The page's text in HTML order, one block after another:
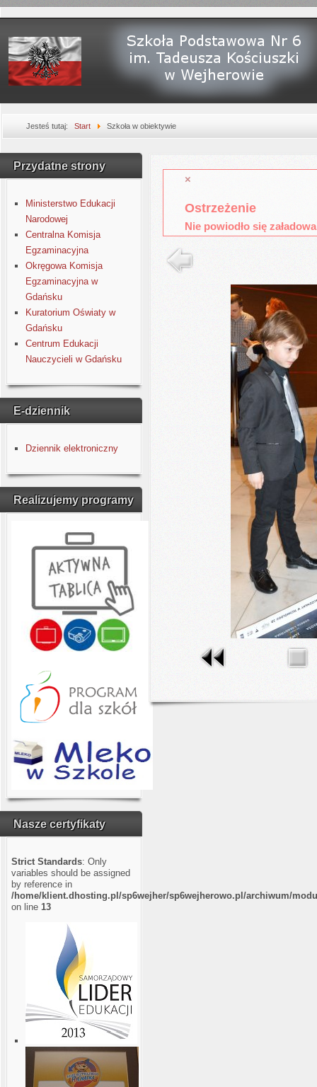
Jesteś tutaj: Start Szkoła w obiektywie
Przydatne strony
Ministerstwo Edukacji
Narodowej
Centralna Komisja
Egzaminacyjna
Okręgowa Komisja
Egzaminacyjna w
Gdańsku
Kuratorium Oświaty w
Gdańsku
Centrum Edukacji
Nauczycieli w Gdańsku
E-dziennik
Dziennik elektroniczny
Realizujemy programy
Nasze certyfikaty
Strict Standards: Only
variables should be assigned
by reference in
/home/klient.dhosting.pl/sp6wejher/sp6wejherowo.pl/archiwum/
on line 13
×
Ostrzeżenie
Nie powiodło się